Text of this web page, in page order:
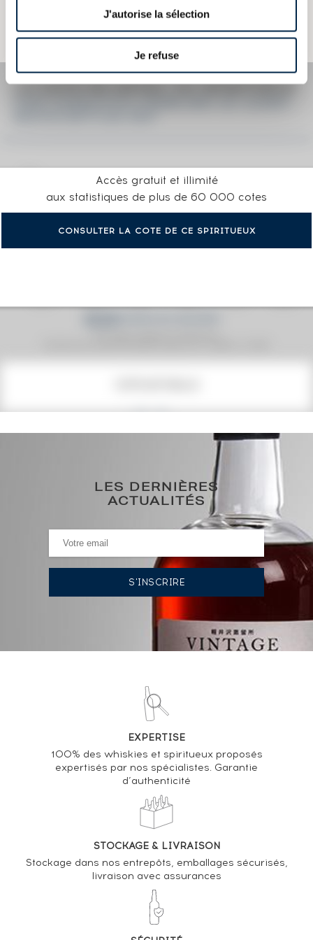
J'autorise la sélection
Je refuse
Attention, ce texte est protégé par un droit d'auteur. Il est interdit de le
copier sans en avoir demandé préalablement la permission à
l'auteur.
Accès gratuit et illimité
aux statistiques de plus de 60 000 cotes
CONSULTER LA COTE DE CE SPIRITUEUX
129€
(plus haut annuel)
0€ (plus bas annuel)
HISTORIQUE DES ADJUDICATIONS
VOUS POSSÉDEZ UN SPIRITUEUX IDENTIQUE ?
Analyse & Performance du spiritueux
Port Charlotte 6 years 2001 Of. Cuairt-Beatha
bottled 2007
VARIATION DE LA COTE
LES DERNIÈRES
ACTUALITÉS
EXPERTISE
100% des whiskies et spiritueux proposés
expertisés par nos spécialistes. Garantie
d’authenticité
STOCKAGE & LIVRAISON
Stockage dans nos entrepôts, emballages sécurisés,
livraison avec assurances